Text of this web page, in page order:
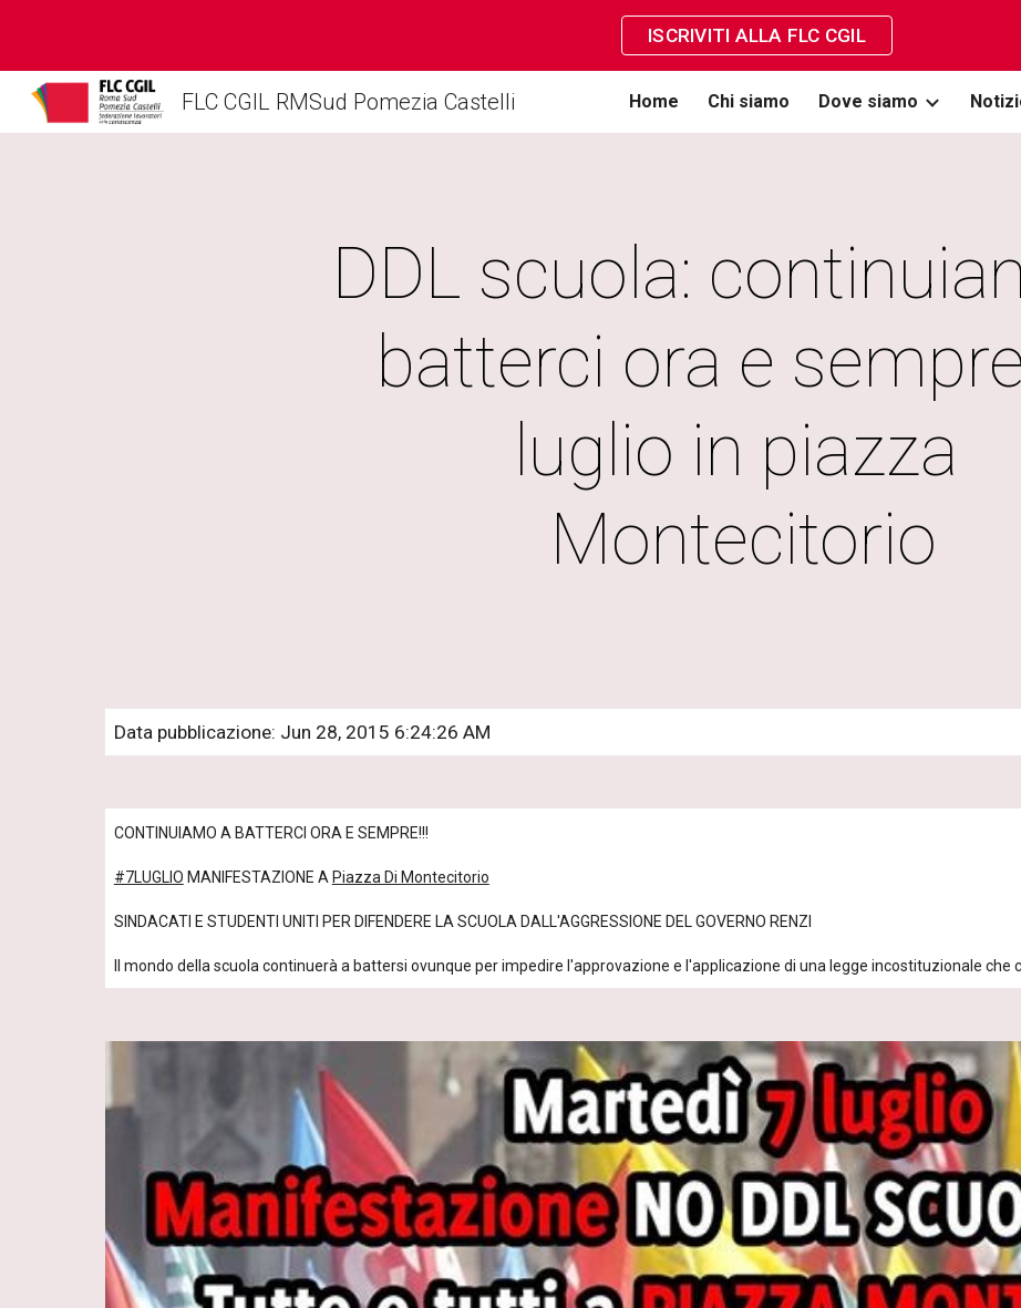
ISCRIVITI ALLA FLC CGIL
FLC CGIL RMSud Pomezia Castelli Home Chi siamo Dove siamo
DDL scuola:
batterci ora e
luglio in piazza
Montecitorio
Data pubblicazione: Jun 28, 2015 6:24:26 AM
CONTINUIAMO A BATTERCI ORA E SEMPRE!!!
‪#‎7LUGLIO‬ MANIFESTAZIONE A Piazza Di Montecitorio
SINDACATI E STUDENTI UNITI PER DIFENDERE LA SCUOLA DALL'AGGRESSIONE DEL GOVERNO RENZI
Il mondo della scuola continuerà a battersi ovunque per impedire l'approvazione e l'applicazione di una legge incostituzionale che